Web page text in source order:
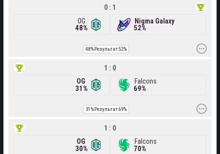
OG
48%
0 : 1
52%
Nigma Galaxy
48%Результат52%
OG
31%
1 : 0
69%
Falcons
31%Результат69%
OG
30%
1 : 0
70%
Falcons